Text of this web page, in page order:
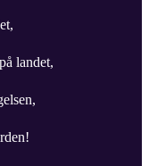
landet,